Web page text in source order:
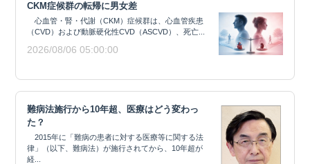
CKM症候群の転帰に男女差
心血管・腎・代謝（CKM）症候群は、心血管疾患
（CVD）および動脈硬化性CVD（ASCVD）、死亡...
2026/08/06 05:00:00
難病法施行から10年超、医療はどう変わっ
た？
2015年に「難病の患者に対する医療等に関する法
律」（以下、難病法）が施行されてから、10年超が
経...